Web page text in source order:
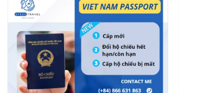
4
Mức phạt quá hạn visa Việt
Nam: Cập nhập mới nhất
11/06/2026
Quốc tịch khó xin visa Việt
Nam: Danh sách cập nhật